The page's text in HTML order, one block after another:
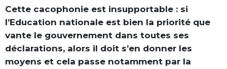
Cette cacophonie est insupportable : si
l’Education nationale est bien la priorité que
vante le gouvernement dans toutes ses
déclarations, alors il doit s’en donner les
moyens et cela passe notamment par la